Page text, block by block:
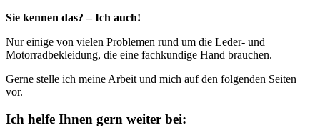
Sie kennen das? – Ich auch!
Nur einige von vielen Problemen rund um die Leder- und
Motorradbekleidung, die eine fachkundige Hand brauchen.
Gerne stelle ich meine Arbeit und mich auf den folgenden Seiten
vor.
Ich helfe Ihnen gern weiter bei: